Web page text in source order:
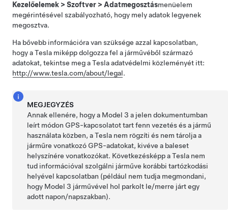
Kezelőelemek > Szoftver > Adatmegosztásmenüelem
megérintésével szabályozható, hogy mely adatok legyenek
megosztva.
Ha bővebb információra van szüksége azzal kapcsolatban,
hogy a Tesla miképp dolgozza fel a járművéből származó
adatokat, tekintse meg a Tesla adatvédelmi közleményét itt:
http://www.tesla.com/about/legal.
MEGJEGYZÉS
Annak ellenére, hogy a Model 3 a jelen dokumentumban
leírt módon GPS-kapcsolatot tart fenn vezetés és a jármű
használata közben, a Tesla nem rögzíti és nem tárolja a
járműre vonatkozó GPS-adatokat, kivéve a baleset
helyszínére vonatkozókat. Következésképp a Tesla nem
tud információval szolgálni járműve korábbi tartózkodási
helyével kapcsolatban (például nem tudja megmondani,
hogy Model 3 járművével hol parkolt le/merre járt egy
adott napon/napszakban).